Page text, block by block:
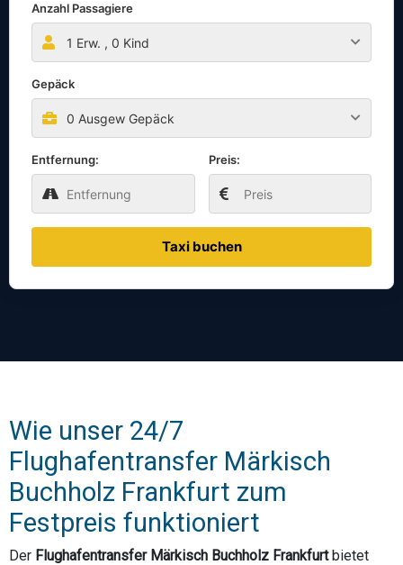
Anzahl Passagiere
1 Erw. , 0 Kind
Gepäck
0 Ausgew Gepäck
Entfernung: Preis:
Taxi buchen
Wie unser 24/7
Flughafentransfer Märkisch
Buchholz Frankfurt zum
Festpreis funktioniert
Der Flughafentransfer Märkisch Buchholz Frankfurtbietet